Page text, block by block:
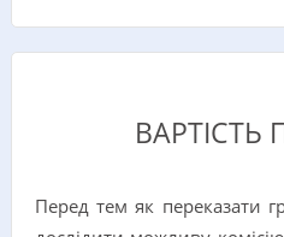
ВАРТІСТЬ
Перед тем як переказати